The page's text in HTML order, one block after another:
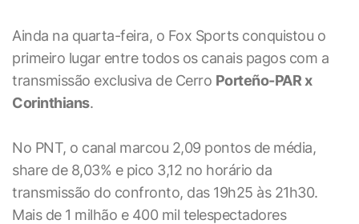
Ainda na quarta-feira, o Fox Sports conquistou o
primeiro lugar entre todos os canais pagos com a
transmissão exclusiva de Cerro Porteño-PAR x
Corinthians.
No PNT, o canal marcou 2,09 pontos de média,
share de 8,03% e pico 3,12 no horário da
transmissão do confronto, das 19h25 às 21h30.
Mais de 1 milhão e 400 mil telespectadores